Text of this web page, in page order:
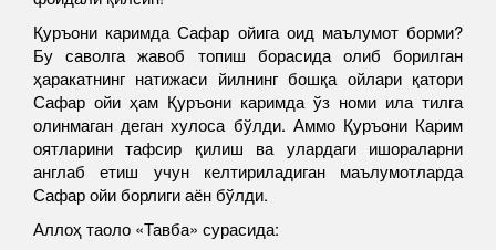
Қуръони каримда Сафар ойига оид маълумот борми?
Бу саволга жавоб топиш борасида олиб борилган
ҳаракатнинг натижаси йилнинг бошқа ойлари қатори
Сафар ойи ҳам Қуръони каримда ўз номи ила тилга
олинмаган деган хулоса бўлди. Аммо Қуръони Карим
оятларини тафсир қилиш ва улардаги ишораларни
англаб етиш учун келтириладиган маълумотларда
Сафар ойи борлиги аён бўлди.
Аллоҳ таоло «Тавба» сурасида: